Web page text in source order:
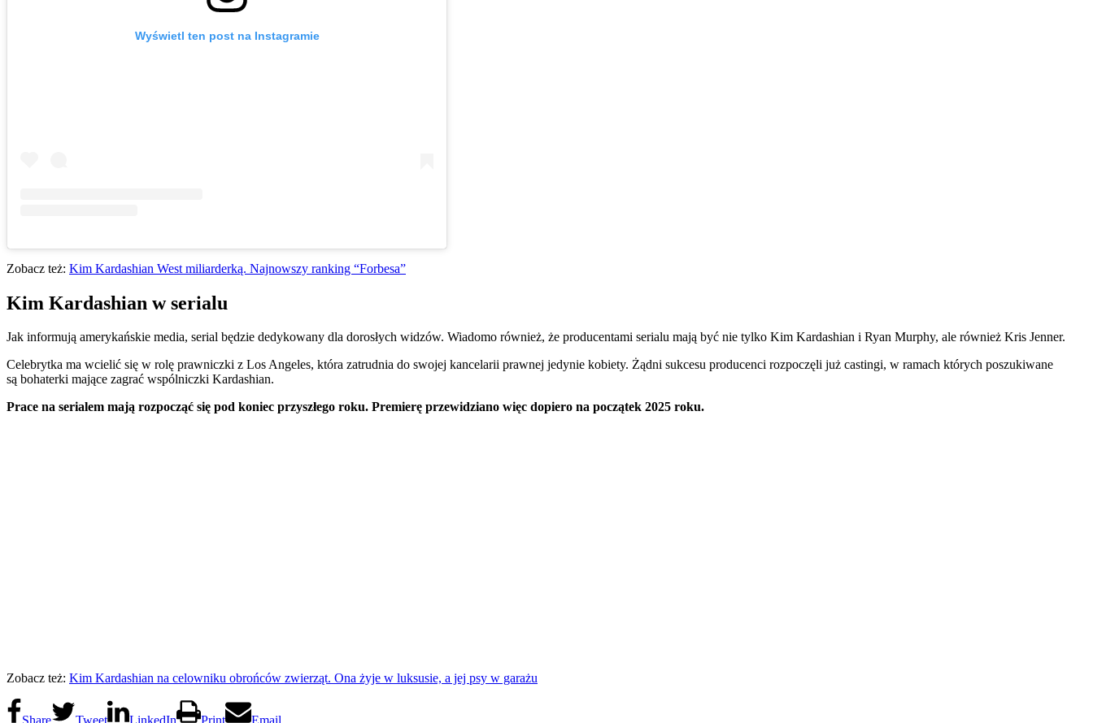
Wyświetl ten post na Instagramie
Zobacz też: Kim Kardashian West miliarderką. Najnowszy ranking “Forbesa”
Kim Kardashian w serialu
Jak informują amerykańskie media, serial będzie dedykowany dla dorosłych widzów. Wiadomo również, że producentami serialu mają być nie tylko Kim Kardashian i Ryan Murphy, ale również Kris Jenner.
Celebrytka ma wcielić się w rolę prawniczki z Los Angeles, która zatrudnia do swojej kancelarii prawnej jedynie kobiety. Żądni sukcesu producenci rozpoczęli już castingi, w ramach których poszukiwane
są bohaterki mające zagrać wspólniczki Kardashian.
Prace na serialem mają rozpocząć się pod koniec przyszłego roku. Premierę przewidziano więc dopiero na początek 2025 roku.
Zobacz też: Kim Kardashian na celowniku obrońców zwierząt. Ona żyje w luksusie, a jej psy w garażu